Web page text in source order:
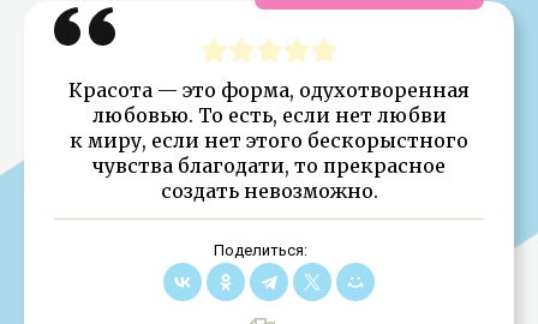
Красота — это форма, одухотворенная
любовью. То есть, если нет любви
к миру, если нет этого бескорыстного
чувства благодати, то прекрасное
создать невозможно.
Поделиться: